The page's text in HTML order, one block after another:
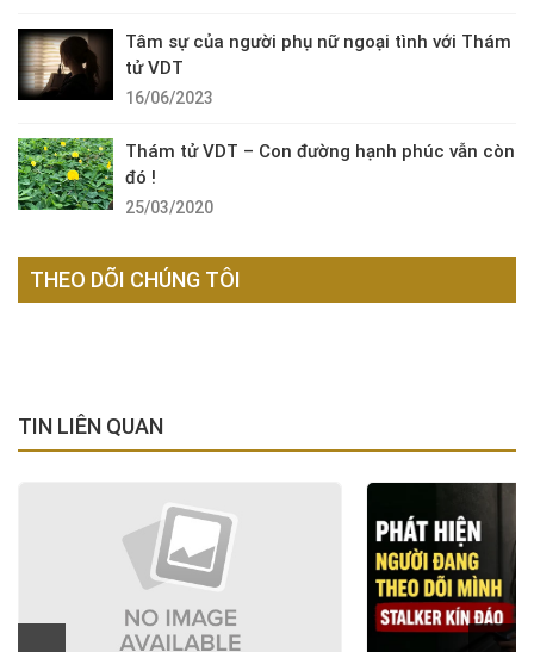
Tâm sự của người phụ nữ ngoại tình với Thám
tử VDT
16/06/2023
Thám tử VDT – Con đường hạnh phúc vẫn còn
đó !
25/03/2020
THEO DÕI CHÚNG TÔI
TIN LIÊN QUAN